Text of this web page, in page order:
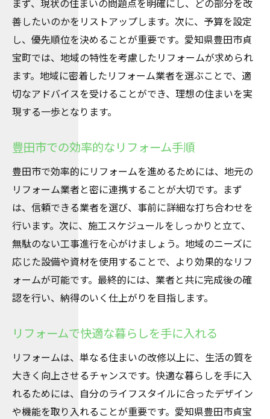
まず、現状の住まいの問題点を明確にし、どの部分を改
善したいのかをリストアップします。次に、予算を設定
し、優先順位を決めることが重要です。愛知県豊田市貞
宝町では、地域の特性を考慮したリフォームが求められ
ます。地域に密着したリフォーム業者を選ぶことで、適
切なアドバイスを受けることができ、理想の住まいを実
現する一歩となります。
豊田市での効率的なリフォーム手順
豊田市で効率的にリフォームを進めるためには、地元の
リフォーム業者と密に連携することが大切です。まず
は、信頼できる業者を選び、事前に詳細な打ち合わせを
行います。次に、施工スケジュールをしっかりと立て、
無駄のない工事進行を心がけましょう。地域のニーズに
応じた設備や資材を使用することで、より効果的なリフ
ォームが可能です。最終的には、業者と共に完成後の確
認を行い、納得のいく仕上がりを目指します。
リフォームで快適な暮らしを手に入れる
リフォームは、単なる住まいの改修以上に、生活の質を
大きく向上させるチャンスです。快適な暮らしを手に入
れるためには、自分のライフスタイルに合ったデザイン
や機能を取り入れることが重要です。愛知県豊田市貞宝